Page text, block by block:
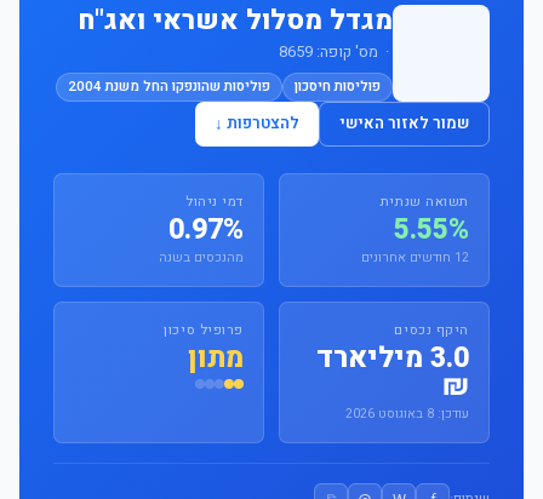
מגדל מסלול אשראי ואג"ח
· מס' קופה: 8659
פוליסות חיסכון פוליסות שהונפקו החל משנת 2004
שמור לאזור האישי להצטרפות ↓
תשואה שנתית
5.55%
12 חודשים אחרונים
דמי ניהול
0.97%
מהנכסים בשנה
היקף נכסים
3.0 מיליארד
₪
עודכן: 8 באוגוסט 2026
פרופיל סיכון
מתון